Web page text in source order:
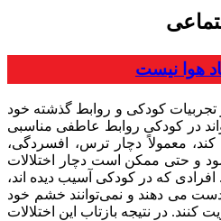
هوا نیست
تجربیات کودکی و روابط گذشته خود
در کودکی روابط عاطفی مناسبی
کند، معمولاً دچار ترس، افسردگی،
و حتی ممکن است دچار اختلالات
که در کودکی آسیب دیده اند،
می دهند و نمی‌توانند خشم خود